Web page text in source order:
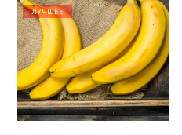
ЛУЧШЕЕ